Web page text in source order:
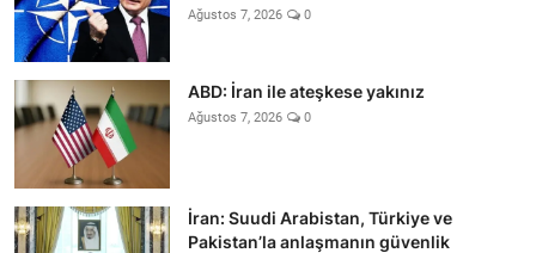
Ağustos 7, 2026 0
ABD: İran ile ateşkese yakınız
Ağustos 7, 2026 0
İran: Suudi Arabistan, Türkiye ve
Pakistan’la anlaşmanın güvenlik